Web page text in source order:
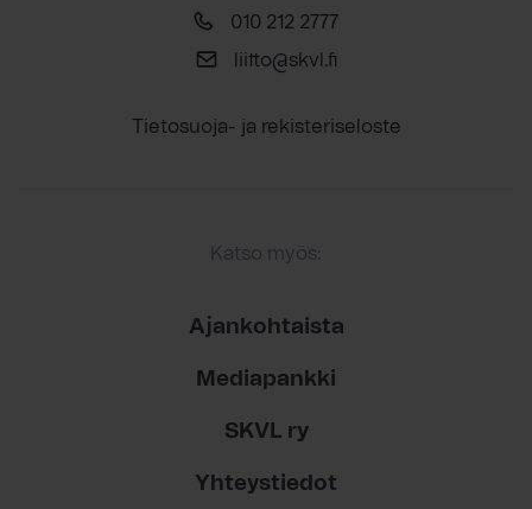
010 212 2777
liitto@skvl.fi
Tietosuoja- ja rekisteriseloste
Katso myös:
Ajankohtaista
Mediapankki
SKVL ry
Yhteystiedot